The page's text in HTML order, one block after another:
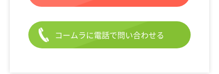
コームラに電話で問い合わせる